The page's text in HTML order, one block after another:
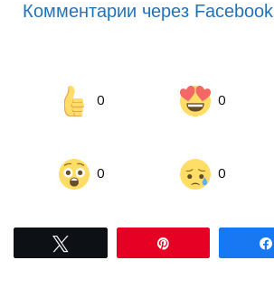
Комментарии через Facebook
0 0
0 0